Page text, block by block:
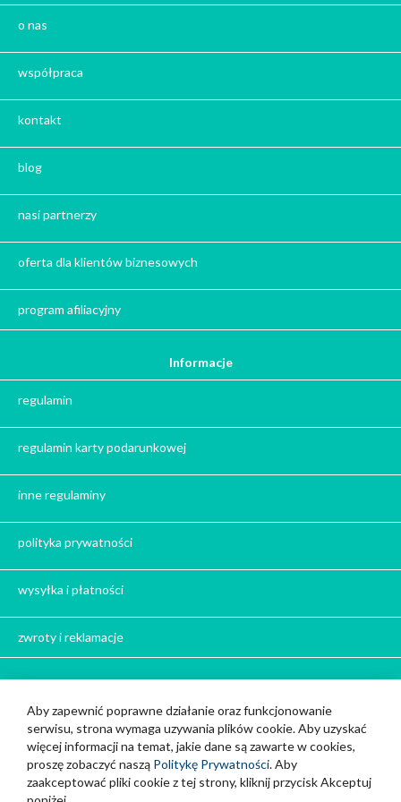
Prezent na Mikołajki
Prezent na Dzień Kobiet
Zima
Herbata - podziękowanie dla gości
Ile gram ma łyżeczka do herbaty?
Prezent na święta
Prezent dla chłopaka na święta
Prezent dla koleżanki na święta
Prezent dla mamy na święta
Prezent dla brata na święta
Prezenty dla mężczyzny na święta
Prezent dla kobiety na święta
Prezent dla szwagra na święta
o nas
współpraca
kontakt
blog
nasi partnerzy
oferta dla klientów biznesowych
program afiliacyjny
Informacje
regulamin
regulamin karty podarunkowej
inne regulaminy
polityka prywatności
wysyłka i płatności
zwroty i reklamacje
Bądź z nami w kontakcie
Cup and You z siedzibą w Strzelcach Opolskich
888 111 717
info@cupandyou.pl
Aby zapewnić poprawne działanie oraz funkcjonowanie
serwisu, strona wymaga uzywania plików cookie. Aby uzyskać
więcej informacji na temat, jakie dane są zawarte w cookies,
proszę zobaczyć naszą Politykę Prywatności. Aby
zaakceptować pliki cookie z tej strony, kliknij przycisk Akceptuj